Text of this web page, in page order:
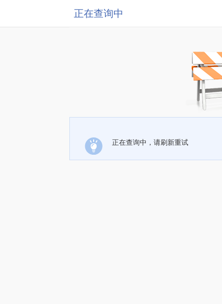
正在查询中
正在查询中，请刷新重试